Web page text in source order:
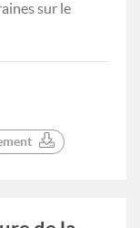
sur le